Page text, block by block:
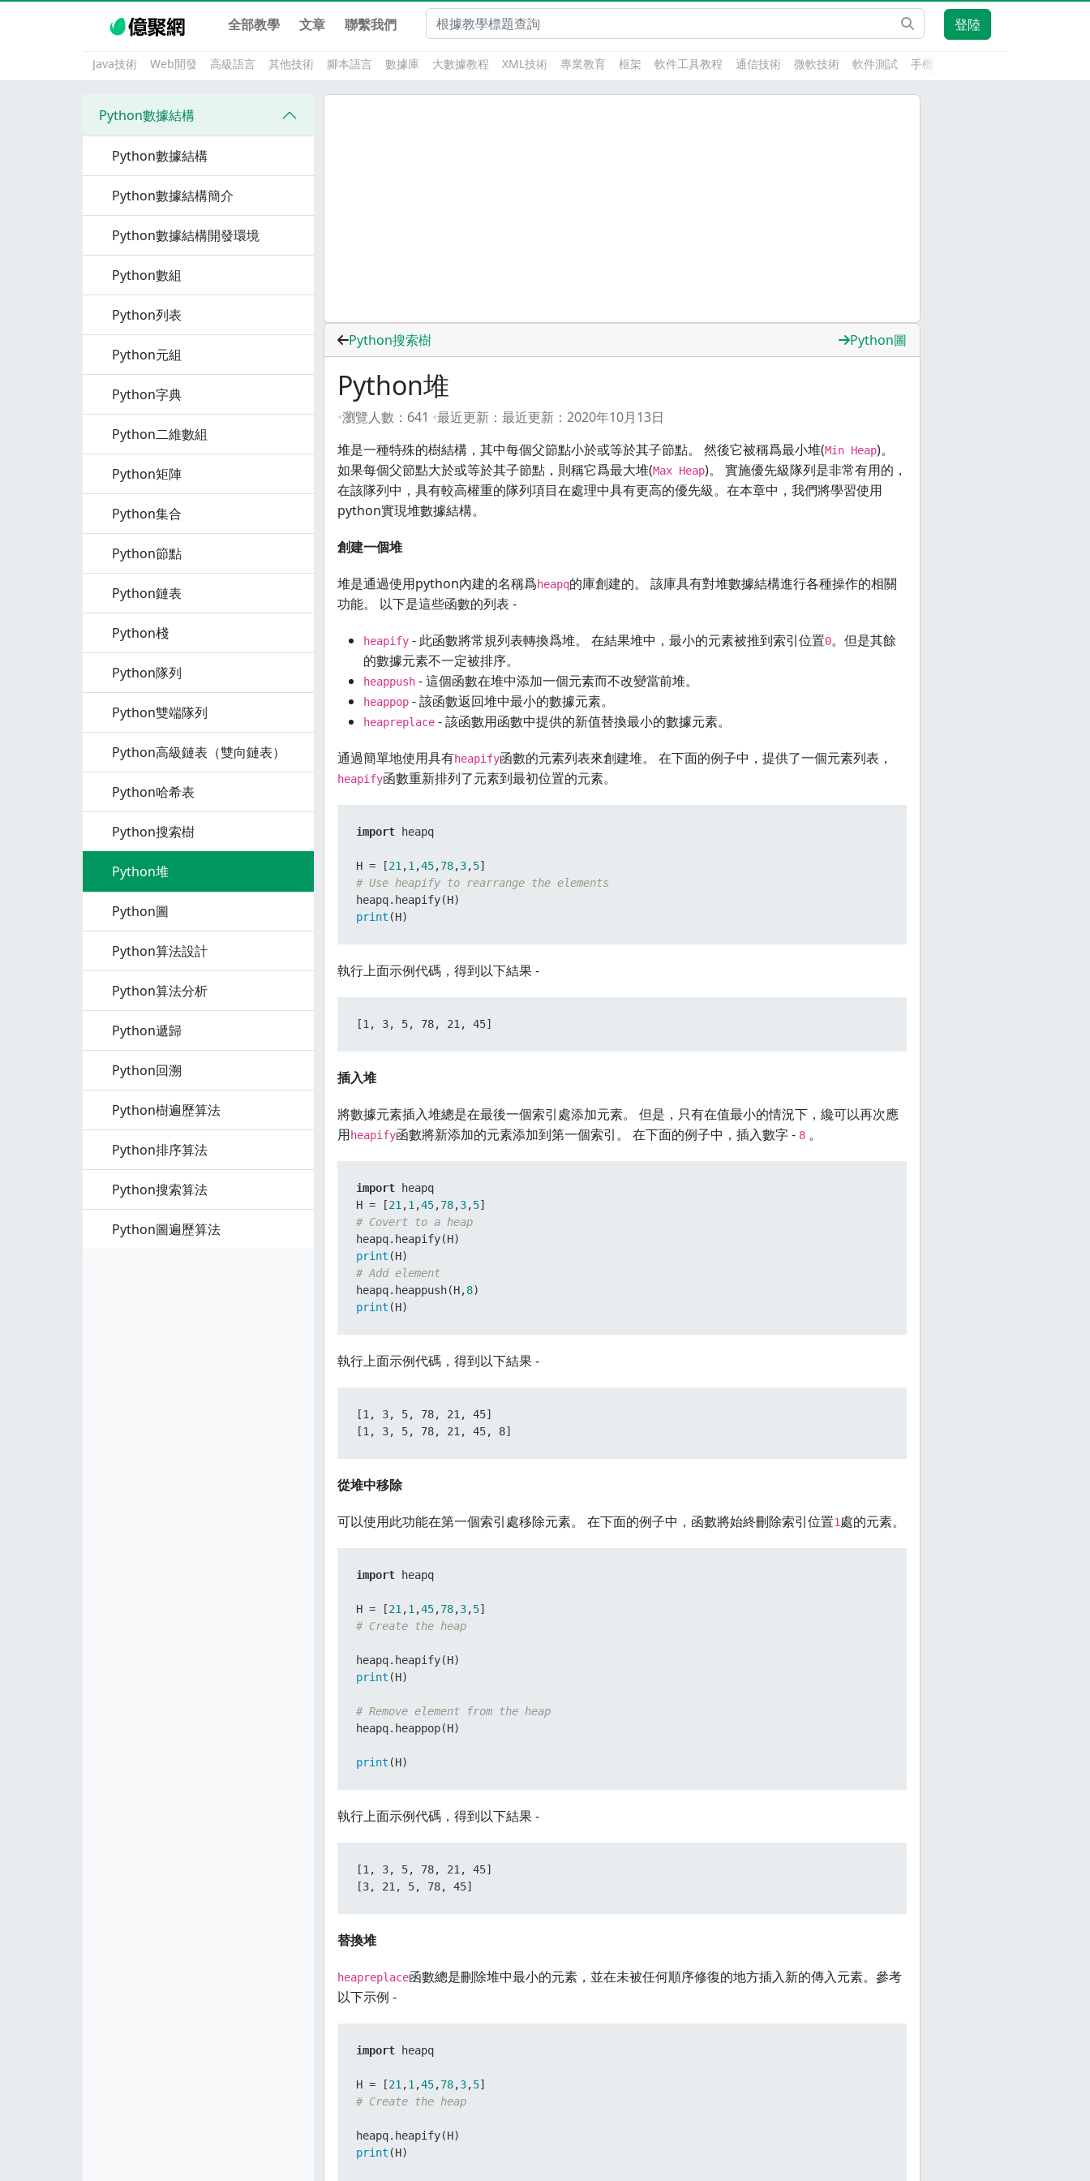
全部教學 文章 聯繫我們 登陸
Java技術 Web開發 高級語言 其他技術 腳本語言 數據庫 大數據教程 XML技術 專業教育 框架 軟件工具教程 通信技術 微軟技術 軟件測試 手機開發
Python數據結構
Python數據結構
Python數據結構簡介
Python數據結構開發環境
Python數組
Python列表
Python元組
Python字典
Python二維數組
Python矩陣
Python集合
Python節點
Python鏈表
Python棧
Python隊列
Python雙端隊列
Python高級鏈表（雙向鏈表）
Python哈希表
Python搜索樹
Python堆
Python圖
Python算法設計
Python算法分析
Python遞歸
Python回溯
Python樹遍歷算法
Python排序算法
Python搜索算法
Python圖遍歷算法
Python搜索樹 Python圖
Python堆
瀏覽人數： 641 最近更新： 最近更新： 2020年10月13日
堆是一種特殊的樹結構，其中每個父節點小於或等於其子節點。 然後它被稱爲最小堆(Min Heap)。
如果每個父節點大於或等於其子節點，則稱它爲最大堆(Max Heap)。 實施優先級隊列是非常有用的，
在該隊列中，具有較高權重的隊列項目在處理中具有更高的優先級。在本章中，我們將學習使用
python實現堆數據結構。
創建一個堆
堆是通過使用python內建的名稱爲heapq的庫創建的。 該庫具有對堆數據結構進行各種操作的相關
功能。 以下是這些函數的列表 -
heapify - 此函數將常規列表轉換爲堆。 在結果堆中，最小的元素被推到索引位置0。但是其餘
的數據元素不一定被排序。
heappush - 這個函數在堆中添加一個元素而不改變當前堆。
heappop - 該函數返回堆中最小的數據元素。
heapreplace - 該函數用函數中提供的新值替換最小的數據元素。
通過簡單地使用具有heapify函數的元素列表來創建堆。 在下面的例子中，提供了一個元素列表，
heapify函數重新排列了元素到最初位置的元素。
import heapq
H = [21 ,1 ,45,78,3,5
# Use heapify to rearrange the elements
print (H)
執行上面示例代碼，得到以下結果 -
[1, 3, 5, 78, 21, 45]
插入堆
將數據元素插入堆總是在最後一個索引處添加元素。 但是，只有在值最小的情況下，纔可以再次應
用heapify函數將新添加的元素添加到第一個索引。 在下面的例子中，插入數字 - 8 。
import heapq
H = [21 ,1 ,45,78,3,5
# Covert to a heap
print
# Add element
heapq.heappush(H,8
print (H)
執行上面示例代碼，得到以下結果 -
[1, 3, 5, 78, 21, 45]
[1, 3, 5, 78, 21, 45, 8]
從堆中移除
可以使用此功能在第一個索引處移除元素。 在下面的例子中，函數將始終刪除索引位置1處的元素。
import heapq
H = [21 ,1 ,45,78,3,5
# Create the heap
print (H)
# Remove element from the heap
heapq.heappop(H)
print (H)
執行上面示例代碼，得到以下結果 -
[1, 3, 5, 78, 21, 45]
[3, 21, 5, 78, 45]
替換堆
heapreplace函數總是刪除堆中最小的元素，並在未被任何順序修復的地方插入新的傳入元素。參考
以下示例 -
import heapq
H = [21 ,1 ,45,78,3,5
# Create the heap
print (H)